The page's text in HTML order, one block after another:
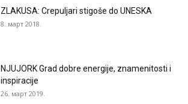
ZLAKUSA: Crepuljari stigoše do UNESKA
8. март 2018.
NJUJORK Grad dobre energije, znamenitosti i
inspiracije
26. март 2019.